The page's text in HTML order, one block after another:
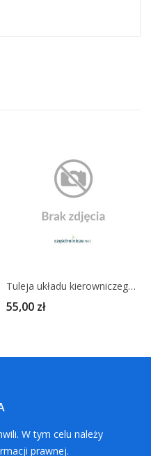
Tuleja układu kierowniczego 80277007
55,00 zł
W tym celu należy
prawnej.